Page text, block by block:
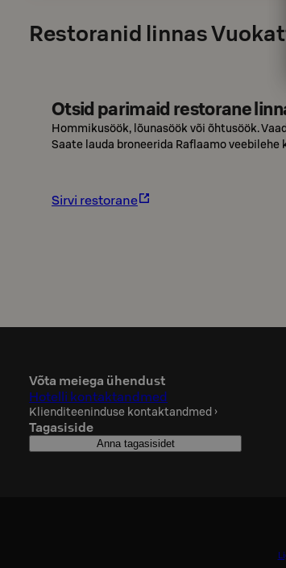
Restoranid linnas
Otsid parimaid restorane
Hommikusöök, lõunasöök või õhtusöök.
Saate lauda broneerida Raflaamo veebilehe
Sirvi restorane
Võta meiega ühendust
Hotelli kontaktandmed
Klienditeeninduse kontaktandmed ›
Tagasiside
Anna tagasisidet